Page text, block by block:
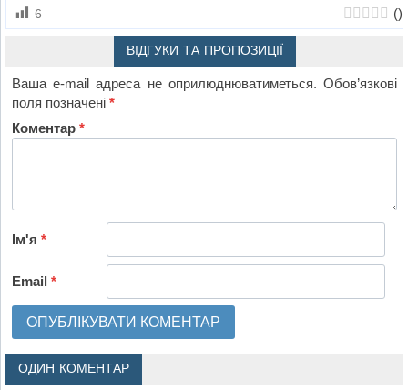
6 ()
ВІДГУКИ ТА ПРОПОЗИЦІЇ
Ваша e-mail адреса не оприлюднюватиметься. Обов’язкові
поля позначені*
Коментар*
Ім'я*
Email*
ОДИН КОМЕНТАР